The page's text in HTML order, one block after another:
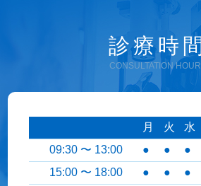
診療時
CONSULTATION
月 火 水
09:30 〜 13:00
● ● ●
15:00 〜 18:00
● ● ●